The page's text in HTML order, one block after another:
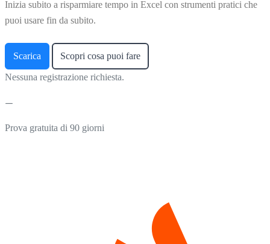
Inizia subito a risparmiare tempo in Excel con strumenti pratici che
puoi usare fin da subito.
Scarica Scopri cosa puoi fare
Nessuna registrazione richiesta.
Prova gratuita di 90 giorni